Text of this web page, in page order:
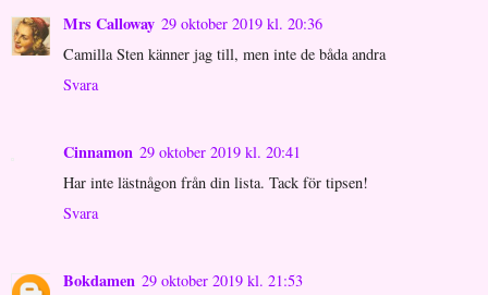
Mrs Calloway 29 oktober 2019 kl. 20:36
Camilla Sten känner jag till, men inte de båda andra
Svara
Cinnamon 29 oktober 2019 kl. 20:41
Har inte lästnågon från din lista. Tack för tipsen!
Svara
Bokdamen 29 oktober 2019 kl. 21:53